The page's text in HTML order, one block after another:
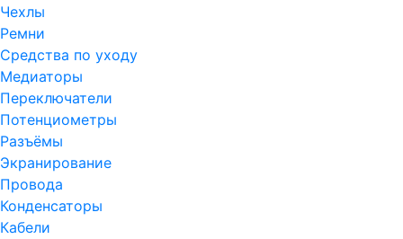
Чехлы
Ремни
Средства по уходу
Медиаторы
Переключатели
Потенциометры
Разъёмы
Экранирование
Провода
Конденсаторы
Кабели